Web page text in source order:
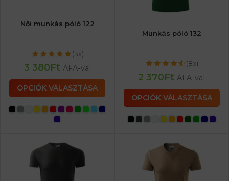
Női munkás póló 122
(3x)
3 380Ft ÁFA-val
OPCIÓK VÁLASZTÁSA
Munkás póló 132
(8x)
2 370Ft ÁFA-val
OPCIÓK VÁLASZTÁSA